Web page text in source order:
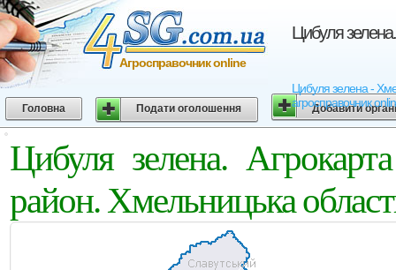
Цибуля
Цибуля зелена -
агросправочник
Агросправочник online
Головна Подати оголошення Добавити
Цибуля зелена.
район. Хмельницька